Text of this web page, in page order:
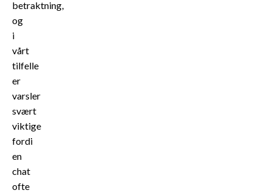
betraktning,
og
i
vårt
tilfelle
er
varsler
svært
viktige
fordi
en
chat
ofte